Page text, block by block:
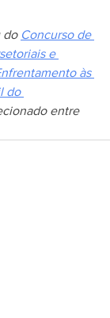
do Concurso de
e
às
do
entre